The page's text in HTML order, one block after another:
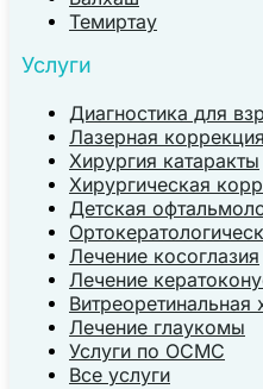
Темиртау
Услуги
Диагностика для
Лазерная
Хирургия катаракты
Хирургическая
Детская
Лечение косоглазия
Лечение
Витреоретинальная
Лечение глаукомы
Услуги по ОСМС
Все услуги